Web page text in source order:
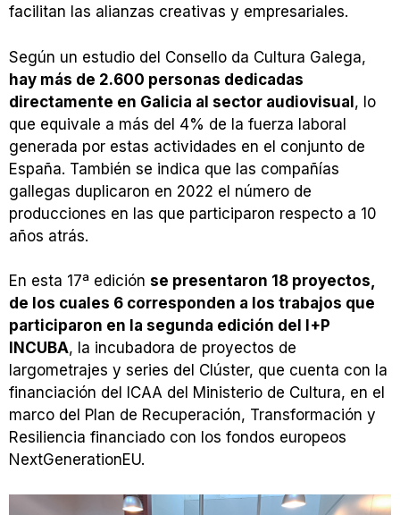
facilitan las alianzas creativas y empresariales.
Según un estudio del Consello da Cultura Galega,
hay más de 2.600 personas dedicadas
directamente en Galicia al sector audiovisual, lo
que equivale a más del 4% de la fuerza laboral
generada por estas actividades en el conjunto de
España. También se indica que las compañías
gallegas duplicaron en 2022 el número de
producciones en las que participaron respecto a 10
años atrás.
En esta 17ª edición se presentaron 18 proyectos,
de los cuales 6 corresponden a los trabajos que
participaron en la segunda edición del I+P
INCUBA, la incubadora de proyectos de
largometrajes y series del Clúster, que cuenta con la
financiación del ICAA del Ministerio de Cultura, en el
marco del Plan de Recuperación, Transformación y
Resiliencia financiado con los fondos europeos
NextGenerationEU.